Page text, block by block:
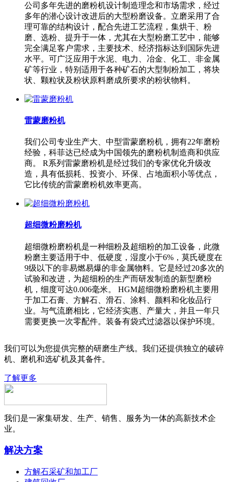
公司多年先进的磨粉机设计制造理念和市场需求，经过
多年的潜心设计改进后的大型粉磨设备。立磨采用了合
理可靠的结构设计，配合先进工艺流程，集烘干、粉
磨、选粉、提升于一体，尤其在大型粉磨工艺中，能够
完全满足客户需求，主要技术、经济指标达到国际先进
水平。可广泛应用于水泥、电力、冶金、化工、非金属
矿等行业，特别适用于各种矿石的大型制粉加工，将块
状、颗粒状及粉状原料磨成所要求的粉状物料。
雷蒙磨粉机
我们公司专业生产大、中型雷蒙磨粉机，拥有22年磨粉
经验，科菲达已经成为中国领先的磨粉机制造商和供应
商。 R系列雷蒙磨粉机是经过我们的专家优化升级改
造，具有低损耗、投资小、环保、占地面积小等优点，
它比传统的雷蒙磨粉机效率更高。
超细微粉磨粉机
超细微粉磨粉机是一种细粉及超细粉的加工设备，此微
粉磨主要适用于中、低硬度，湿度小于6%，莫氏硬度在
9级以下的非易燃易爆的非金属物料。它是经过20多次的
试验和改进，为超细粉的生产而研发制造的新型磨粉
机，细度可达0.006毫米。 HGM超细微粉磨粉机主要用
于加工石膏、方解石、滑石、涂料、颜料和化妆品行
业。与气流磨相比，它经济实惠、产量大，并且一年只
需要更换一次零配件。装备有袋式过滤器以保护环境。
我们可以为您提供完整的研磨生产线。我们还提供独立的破碎
机、磨机和选矿机及其备件。
了解更多
我们是一家集研发、生产、销售、服务为一体的高新技术企
业。
解决方案
方解石采矿和加工厂